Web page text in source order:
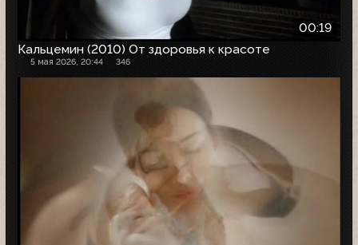
00:19
Кальцемин (2010) От здоровья к красоте
5 мая 2026, 20:44 346